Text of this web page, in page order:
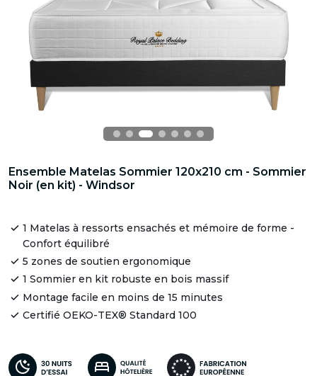
Ensemble Matelas Sommier 120x210 cm - Sommier
Noir (en kit) - Windsor
1 Matelas à ressorts ensachés et mémoire de forme -
Confort équilibré
5 zones de soutien ergonomique
1 Sommier en kit robuste en bois massif
Montage facile en moins de 15 minutes
Certifié OEKO-TEX® Standard 100